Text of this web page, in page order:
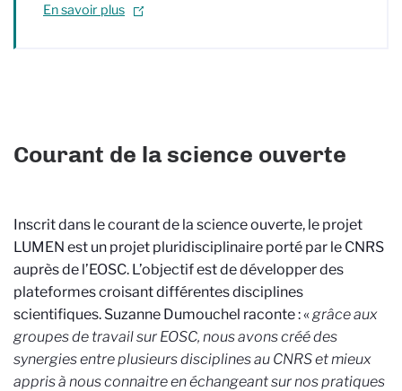
En savoir plus
Courant de la science ouverte
Inscrit dans le courant de la science ouverte, le projet
LUMEN est un projet pluridisciplinaire porté par le CNRS
auprès de l’EOSC. L’objectif est de développer des
plateformes croisant différentes disciplines
scientifiques. Suzanne Dumouchel raconte : «grâce aux
groupes de travail sur EOSC, nous avons créé des
synergies entre plusieurs disciplines au CNRS et mieux
appris à nous connaitre en échangeant sur nos pratiques